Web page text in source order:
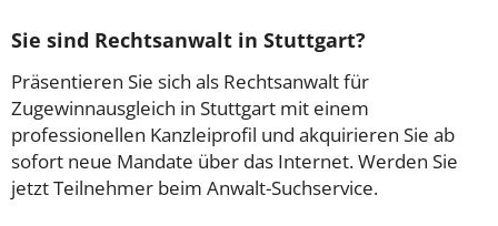
Sie sind Rechtsanwalt in Stuttgart?
Präsentieren Sie sich als Rechtsanwalt für
Zugewinnausgleich in Stuttgart mit einem
professionellen Kanzleiprofil und akquirieren Sie ab
sofort neue Mandate über das Internet. Werden Sie
jetzt Teilnehmer beim Anwalt-Suchservice.